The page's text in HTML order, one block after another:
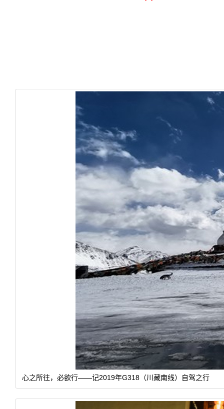
心之所往，必欲行——记2019年G318（川藏南线）自驾之行